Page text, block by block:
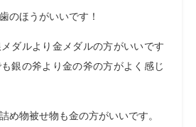
のほうがいいです！
ダルより金メダルの方がいいです
銀の斧より金の斧の方がよく感じ
め物被せ物も金の方がいいです。